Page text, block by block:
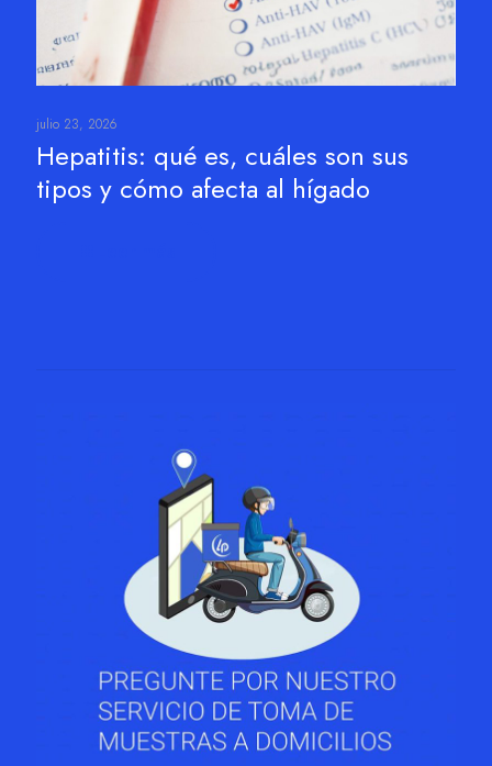
julio 23, 2026
Hepatitis: qué es, cuáles son sus
tipos y cómo afecta al hígado